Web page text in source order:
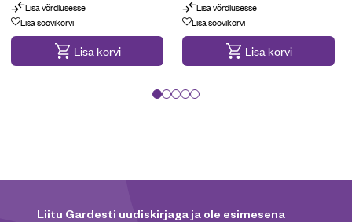
Kampaania
Lisa võrdlusesse
Lisa soovikorvi
Lisa korvi
Lisa võrdlusesse
Lisa soovikorvi
Lisa korvi
Liitu Gardesti uudiskirjaga ja ole esimesena